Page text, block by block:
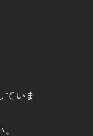
ていま